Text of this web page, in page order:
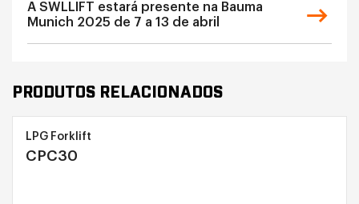
A SWLLIFT estará presente na Bauma
Munich 2025 de 7 a 13 de abril
PRODUTOS RELACIONADOS
LPG Forklift
CPC30